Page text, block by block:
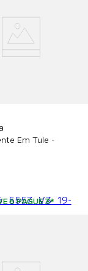
Em Tule -
6 PAGUE 3*